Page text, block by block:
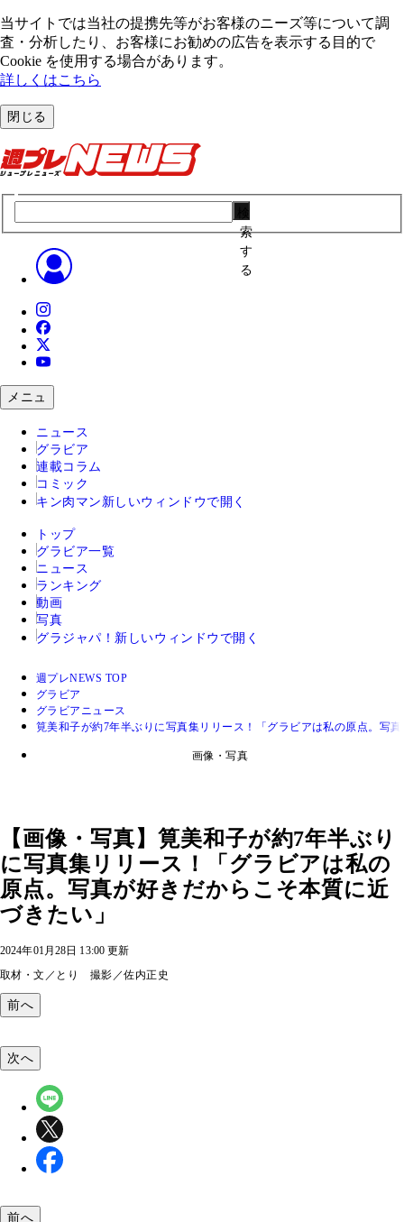
当サイトでは当社の提携先等がお客様のニーズ等について調
査・分析したり、お客様にお勧めの広告を表⽰する⽬的で
Cookie を使⽤する場合があります。
詳しくはこちら
閉じる
索
す
る
メニュ
ニュース
グラビア
連載コラム
コミック
キン肉マン 新しいウィンドウで開く
トップ
グラビア一覧
ニュース
ランキング
動画
写真
グラジャパ！ 新しいウィンドウで開く
週プレNEWS TOP
グラビア
グラビアニュース
筧美和子が約7年半ぶりに写真集リリース！「グラビアは私の原点。写
画像・写真
【画像・写真】筧美和子が約7年半ぶり
に写真集リリース！「グラビアは私の
原点。写真が好きだからこそ本質に近
づきたい」
2024年01月28日 13:00 更新
取材・文／とり 撮影／佐内正史
前へ
次へ
前へ